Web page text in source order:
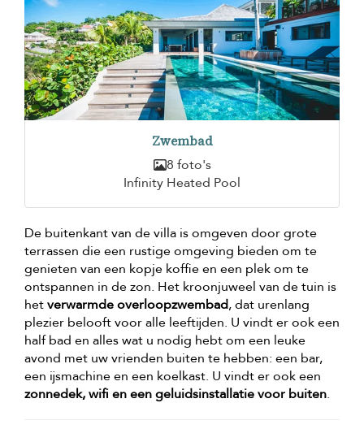
Zwembad
8 foto's
Infinity Heated Pool
De buitenkant van de villa is omgeven door grote
terrassen die een rustige omgeving bieden om te
genieten van een kopje koffie en een plek om te
ontspannen in de zon. Het kroonjuweel van de tuin is
hetverwarmde overloopzwembad, dat urenlang
plezier belooft voor alle leeftijden. U vindt er ook een
half bad en alles wat u nodig hebt om een leuke
avond met uw vrienden buiten te hebben: een bar,
een ijsmachine en een koelkast. U vindt er ook een
zonnedek, wifi en een geluidsinstallatie voor buiten.